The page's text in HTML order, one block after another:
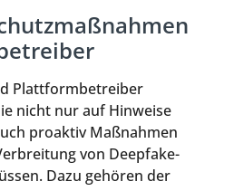
Plattformbetreiber
nicht nur auf Hinweise
proaktiv Maßnahmen
von Deepfake-
Dazu gehören der